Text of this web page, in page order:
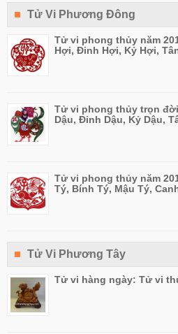
Tử Vi Phương Đông
Tử vi phong thủy năm
Hợi, Đinh Hợi, Kỷ Hợi,
Tử vi phong thủy trọn
Dậu, Đinh Dậu, Kỷ Dậu,
Tử vi phong thủy năm
Tý, Bính Tý, Mậu Tý,
Tử Vi Phương Tây
Tử vi hàng ngày: Tử vi